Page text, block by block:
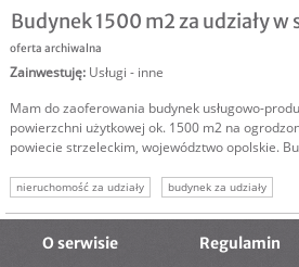
Budynek 1500 m2 za udziały w
oferta archiwalna
Zainwestuję: Usługi - inne
Mam do zaoferowania budynek usługowo-
powierzchni użytkowej ok. 1500 m2 na
powiecie strzeleckim, województwo opolskie.
nieruchomość za udziały
budynek za udziały
nieruchomość komercyjna udział
budynek
wejdę w spółkę
nieruchomość za udziały
O serwisie Regulamin